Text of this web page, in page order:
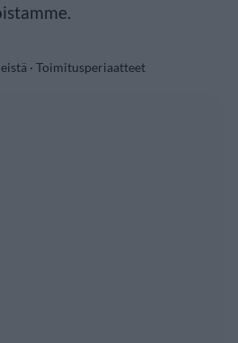
· Toimitusperiaatteet